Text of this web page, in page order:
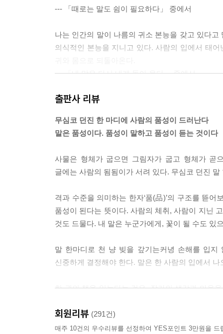
--- 「때로는 말도 쉼이 필요하다」 중에서
나는 인간의 말이 나름의 귀소 본능을 갖고 있다
의식적인 본능을 지니고 있다. 사람의 입에서 태
--- 「내 말은 다시 내게 돌아 온다」 중에서
다음은 프랑스 카페에 걸려 있는 메뉴판을 우리말
· “커피 주세요” → 4.25유로
· “안녕하세요, 커피 한 잔 주세요” → 1.40유로
--- 「말은 한 사람의 입에서 나오지만 천 사람의
할 수 있을 때 비로소 검지를 들어야 한다. 타인을
아가지만, 진짜 지적은 함부로 지적하지 않는 법을
출판사 리뷰
무심코 던진 한 마디에 사람의 품성이 드러난다
말은 품성이다. 품성이 말하고 품성이 듣는 것이다
사물은 형체가 굽으면 그림자가 굽고 형체가 곧
글에는 사람의 됨됨이가 서려 있다. 무심코 던진
격과 수준을 의미하는 한자‘품(品)’의 구조를 뜯
품성이 된다는 뜻이다. 사람의 체취, 사람이 지닌
것도 드물다. 내 말은 누군가에게, 꽃이 될 수도 있
말 한마디로 천 냥 빚을 갚기는커녕 손해를 입
신중하게 결정해야 한다. 말은 한 사람의 입에서
한 권의 책을 읽는다는 것은, 작가의 생각과 마음
이 책을 덮은 뒤 때로는 당신의 입이 아닌 귀를 내
회원리뷰 (291건)
매주 10건의 우수리뷰를 선정하여 YES포인트 3만원을 드